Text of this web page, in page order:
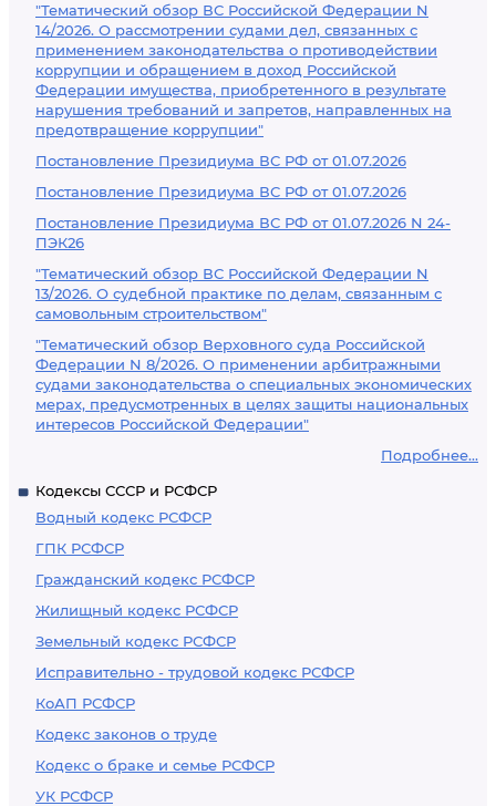
"Тематический обзор ВС Российской Федерации N
14/2026. О рассмотрении судами дел, связанных с
применением законодательства о противодействии
коррупции и обращением в доход Российской
Федерации имущества, приобретенного в результате
нарушения требований и запретов, направленных на
предотвращение коррупции"
Постановление Президиума ВС РФ от 01.07.2026
Постановление Президиума ВС РФ от 01.07.2026
Постановление Президиума ВС РФ от 01.07.2026 N 24-
ПЭК26
"Тематический обзор ВС Российской Федерации N
13/2026. О судебной практике по делам, связанным с
самовольным строительством"
"Тематический обзор Верховного суда Российской
Федерации N 8/2026. О применении арбитражными
судами законодательства о специальных экономических
мерах, предусмотренных в целях защиты национальных
интересов Российской Федерации"
Подробнее...
Кодексы СССР и РСФСР
Водный кодекс РСФСР
ГПК РСФСР
Гражданский кодекс РСФСР
Жилищный кодекс РСФСР
Земельный кодекс РСФСР
Исправительно - трудовой кодекс РСФСР
КоАП РСФСР
Кодекс законов о труде
Кодекс о браке и семье РСФСР
УК РСФСР